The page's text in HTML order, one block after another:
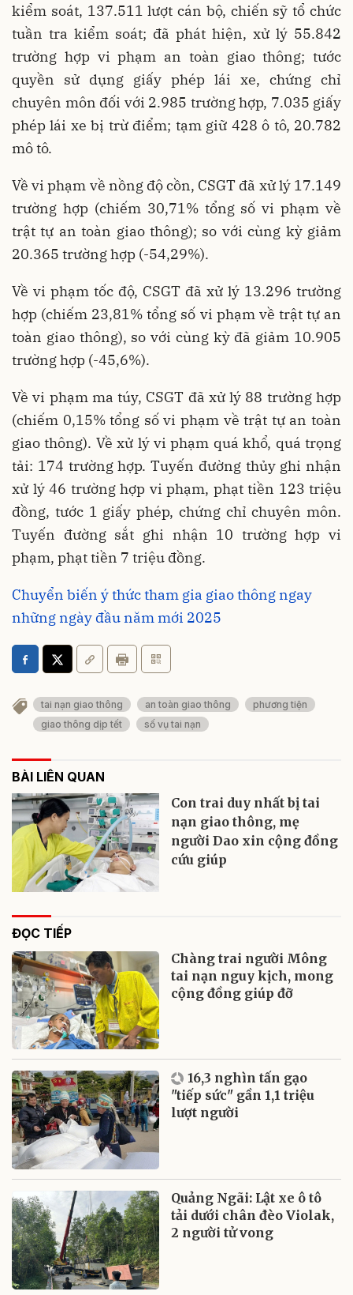
kiểm soát, 137.511 lượt cán bộ, chiến sỹ tổ chức
tuần tra kiểm soát; đã phát hiện, xử lý 55.842
trường hợp vi phạm an toàn giao thông; tước
quyền sử dụng giấy phép lái xe, chứng chỉ
chuyên môn đối với 2.985 trường hợp, 7.035 giấy
phép lái xe bị trừ điểm; tạm giữ 428 ô tô, 20.782
mô tô.
Về vi phạm về nồng độ cồn, CSGT đã xử lý 17.149
trường hợp (chiếm 30,71% tổng số vi phạm về
trật tự an toàn giao thông); so với cùng kỳ giảm
20.365 trường hợp (-54,29%).
Về vi phạm tốc độ, CSGT đã xử lý 13.296 trường
hợp (chiếm 23,81% tổng số vi phạm về trật tự an
toàn giao thông), so với cùng kỳ đã giảm 10.905
trường hợp (-45,6%).
Về vi phạm ma túy, CSGT đã xử lý 88 trường hợp
(chiếm 0,15% tổng số vi phạm về trật tự an toàn
giao thông). Về xử lý vi phạm quá khổ, quá trọng
tải: 174 trường hợp. Tuyến đường thủy ghi nhận
xử lý 46 trường hợp vi phạm, phạt tiền 123 triệu
đồng, tước 1 giấy phép, chứng chỉ chuyên môn.
Tuyến đường sắt ghi nhận 10 trường hợp vi
phạm, phạt tiền 7 triệu đồng.
Chuyển biến ý thức tham gia giao thông ngay
những ngày đầu năm mới 2025
tai nạn giao thông an toàn giao thông
phương tiện
giao thông dịp tết
số vụ tai nạn
BÀI LIÊN QUAN
Con trai duy nhất bị tai
nạn giao thông, mẹ
người Dao xin cộng đồng
cứu giúp
ĐỌC TIẾP
Chàng trai người Mông
tai nạn nguy kịch, mong
cộng đồng giúp đỡ
16,3 nghìn tấn gạo
"tiếp sức" gần 1,1 triệu
lượt người
Quảng Ngãi: Lật xe ô tô
tải dưới chân đèo Violak,
2 người tử vong